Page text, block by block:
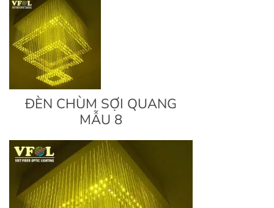
ĐÈN CHÙM SỢI QUANG
MẪU 8